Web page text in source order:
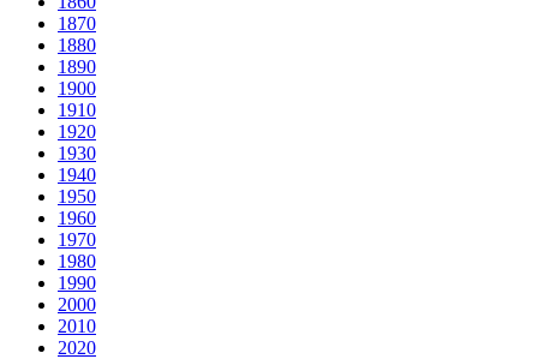
1870
1880
1890
1900
1910
1920
1930
1940
1950
1960
1970
1980
1990
2000
2010
2020